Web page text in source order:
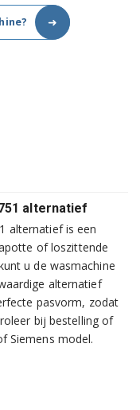
➜
alternatief
alternatief is een
of loszittende
u de wasmachine
alternatief
pasvorm, zodat
bij bestelling of
Siemens model.